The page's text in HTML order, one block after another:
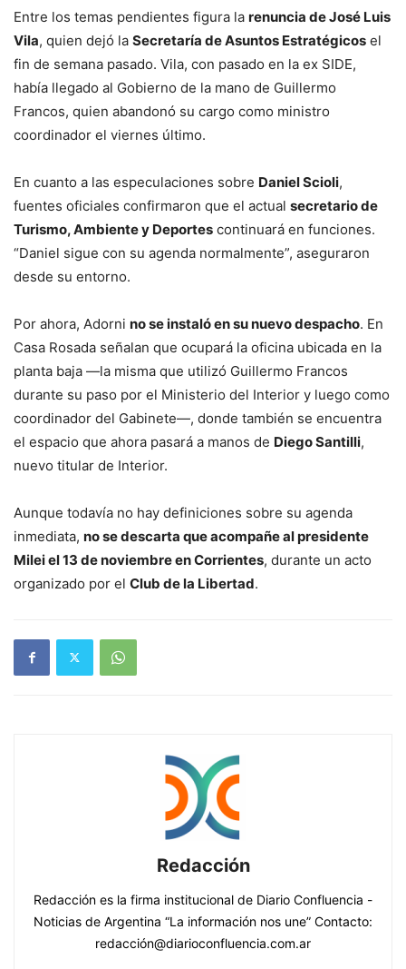
Entre los temas pendientes figura la renuncia de José Luis
Vila, quien dejó la Secretaría de Asuntos Estratégicos el
fin de semana pasado. Vila, con pasado en la ex SIDE,
había llegado al Gobierno de la mano de Guillermo
Francos, quien abandonó su cargo como ministro
coordinador el viernes último.
En cuanto a las especulaciones sobre Daniel Scioli,
fuentes oficiales confirmaron que el actual secretario de
Turismo, Ambiente y Deportes continuará en funciones.
“Daniel sigue con su agenda normalmente”, aseguraron
desde su entorno.
Por ahora, Adorni no se instaló en su nuevo despacho. En
Casa Rosada señalan que ocupará la oficina ubicada en la
planta baja —la misma que utilizó Guillermo Francos
durante su paso por el Ministerio del Interior y luego como
coordinador del Gabinete—, donde también se encuentra
el espacio que ahora pasará a manos de Diego Santilli,
nuevo titular de Interior.
Aunque todavía no hay definiciones sobre su agenda
inmediata, no se descarta que acompañe al presidente
Milei el 13 de noviembre en Corrientes, durante un acto
organizado por el Club de la Libertad.
Redacción
Redacción es la firma institucional de Diario Confluencia -
Noticias de Argentina “La información nos une” Contacto:
redacción@diarioconfluencia.com.ar